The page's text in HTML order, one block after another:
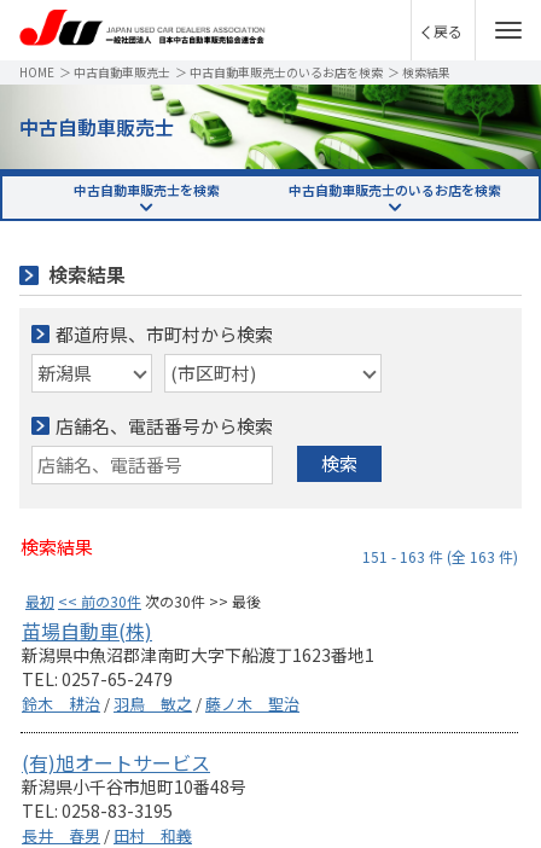
戻る
HOME ＞ 中古自動車販売士 ＞ 中古自動車販売士のいるお店を検索 ＞ 検索結果
中古自動車販売士
中古自動車販売士を検索 中古自動車販売士のいるお店を検索
検索結果
都道府県、市町村から検索
店舗名、電話番号から検索
検索
検索結果 151 - 163 件 (全 163 件)
最初 << 前の30件次の30件 >> 最後
苗場自動車(株)
新潟県中魚沼郡津南町大字下船渡丁1623番地1
TEL: 0257-65-2479
鈴木 耕治 /羽鳥 敏之 /藤ノ木 聖治
(有)旭オートサービス
新潟県小千谷市旭町10番48号
TEL: 0258-83-3195
長井 春男 / 田村 和義